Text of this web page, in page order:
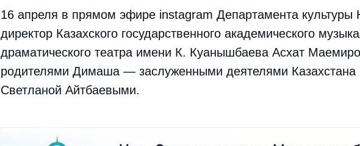
16 апреля в прямом эфире instagram Департамента культуры
директор Казахского государственного академического
драматического театра имени К. Куанышбаева Асхат
родителями Димаша — заслуженными деятелями Казахстана
Светланой Айтбаевыми.